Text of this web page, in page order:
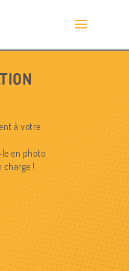
à votre
en photo
charge !